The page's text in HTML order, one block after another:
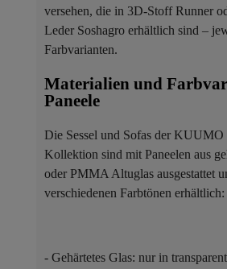
versehen, die in 3D-Stoff Runner
Leder Soshagro erhältlich sind –
Farbvarianten.
Materialien und
Paneele ​
Die Sessel und Sofas der KUUMO
Kollektion sind mit Paneelen aus
oder PMMA Altuglas ausgestattet
verschiedenen Farbtönen erhältlich:
- Gehärtetes Glas: nur in